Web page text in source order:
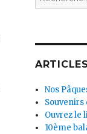
pour :
Nos
Souvenirs
Ouvrez le
10ème